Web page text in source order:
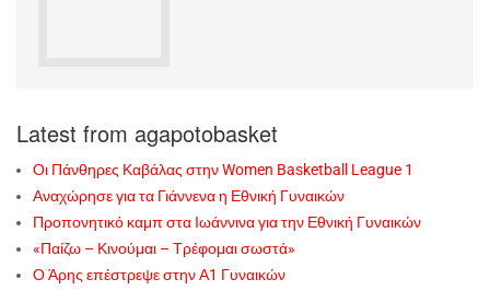
Latest from agapotobasket
Οι Πάνθηρες Καβάλας στην Women Basketball League 1
Αναχώρησε για τα Γιάννενα η Εθνική Γυναικών
Προπονητικό καμπ στα Ιωάννινα για την Εθνική Γυναικών
«Παίζω – Κινούμαι – Τρέφομαι σωστά»
Ο Άρης επέστρεψε στην Α1 Γυναικών